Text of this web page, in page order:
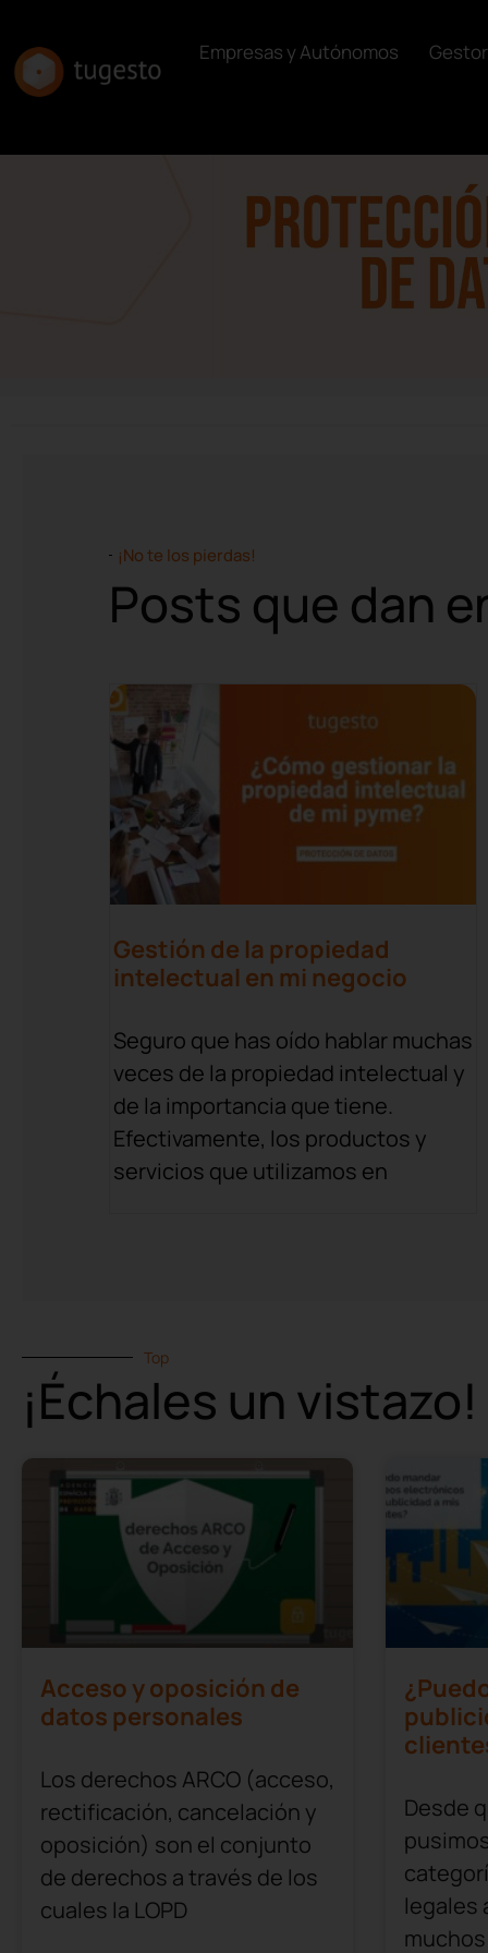
Empresas y Autónomos
¡No te los pierdas!
Posts que dan
Gestión de la propiedad
intelectual en mi negocio
Seguro que has oído hablar muchas
veces de la propiedad intelectual y
de la importancia que tiene.
Efectivamente, los productos y
servicios que utilizamos en
Top
¡Échales un vistazo!
Acceso y oposición de
datos personales
Los derechos ARCO (acceso,
rectificación, cancelación y
oposición) son el conjunto
de derechos a través de los
cuales la LOPD
Desde
legales